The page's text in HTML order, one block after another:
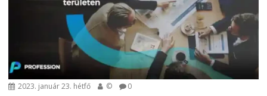
2023. január 23. hétfő © 0